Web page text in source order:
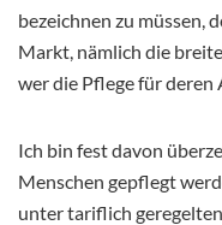
bezeichnen zu müssen,
Markt, nämlich die
wer die Pflege für
Ich bin fest davon
Menschen gepflegt
unter tariflich